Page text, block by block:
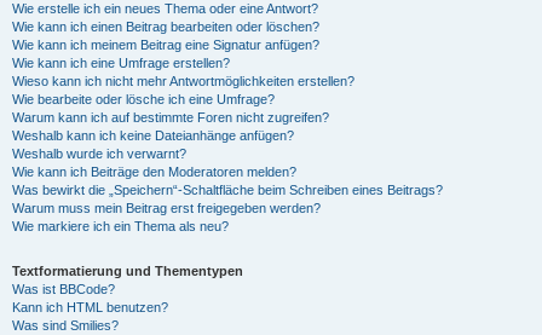
Wie erstelle ich ein neues Thema oder eine Antwort?
Wie kann ich einen Beitrag bearbeiten oder löschen?
Wie kann ich meinem Beitrag eine Signatur anfügen?
Wie kann ich eine Umfrage erstellen?
Wieso kann ich nicht mehr Antwortmöglichkeiten erstellen?
Wie bearbeite oder lösche ich eine Umfrage?
Warum kann ich auf bestimmte Foren nicht zugreifen?
Weshalb kann ich keine Dateianhänge anfügen?
Weshalb wurde ich verwarnt?
Wie kann ich Beiträge den Moderatoren melden?
Was bewirkt die „Speichern“-Schaltfläche beim Schreiben eines Beitrags?
Warum muss mein Beitrag erst freigegeben werden?
Wie markiere ich ein Thema als neu?
Textformatierung und Thementypen
Was ist BBCode?
Kann ich HTML benutzen?
Was sind Smilies?